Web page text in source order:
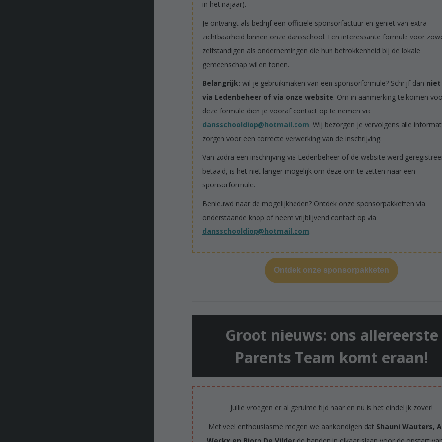
in het najaar).
Je ontvangt als bedrijf een officiële sponsorfactuur en geniet van extra
zichtbaarheid binnen onze dansschool. Een interessante formule voor
zelfstandigen als ondernemingen die hun betrokkenheid bij de lokale
gemeenschap willen tonen.
Belangrijk: wil je gebruikmaken van een sponsorformule? Schrijf dan niet
via Ledenbeheer of via onze website. Om in aanmerking te komen
deze formule dien je vooraf contact op te nemen via
dansschooldiop@hotmail.com. Wij bezorgen je vervolgens alle
zorgen voor een correcte verwerking van de inschrijving.
Van zodra een inschrijving via Ledenbeheer of de website werd
betaald, is het niet langer mogelijk om deze om te zetten naar een
sponsorformule.
Benieuwd naar de mogelijkheden? Ontdek onze sponsorpakketten via
onderstaande knop of neem vrijblijvend contact op via
dansschooldiop@hotmail.com.
Ontdek onze sponsorpakketen
Groot nieuws: ons allereerste
Parents Team komt eraan!
Jullie vroegen er al geruime tijd naar en nu is het eindelijk zover!
Met veel enthousiasme mogen we aankondigen dat Shauni Wauters,